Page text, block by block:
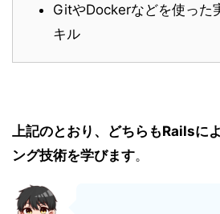
GitやDockerなどを使った
キル
上記のとおり、どちらもRailsに
ング技術を学びます。